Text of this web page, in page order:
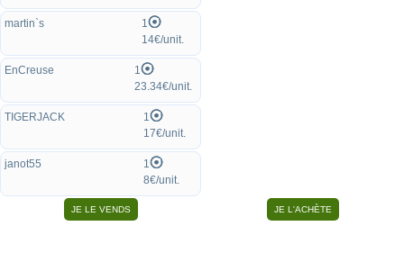
martin`s
1
14€/unit.
EnCreuse
1
23.34€/unit.
TIGERJACK
1
17€/unit.
janot55
1
8€/unit.